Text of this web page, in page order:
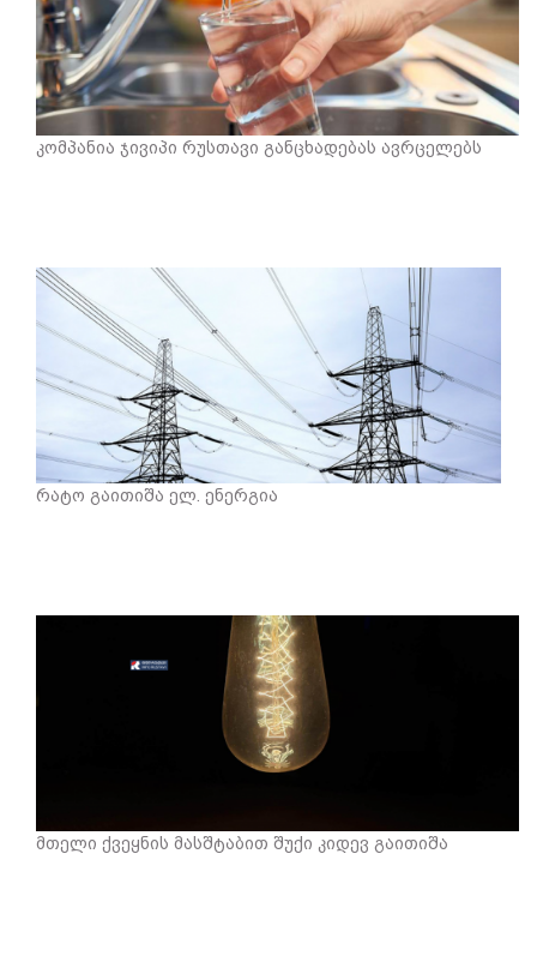
კომპანია ჯივიპი რუსთავი განცხადებას ავრცელებს
რატო გაითიშა ელ. ენერგია
მთელი ქვეყნის მასშტაბით შუქი კიდევ გაითიშა